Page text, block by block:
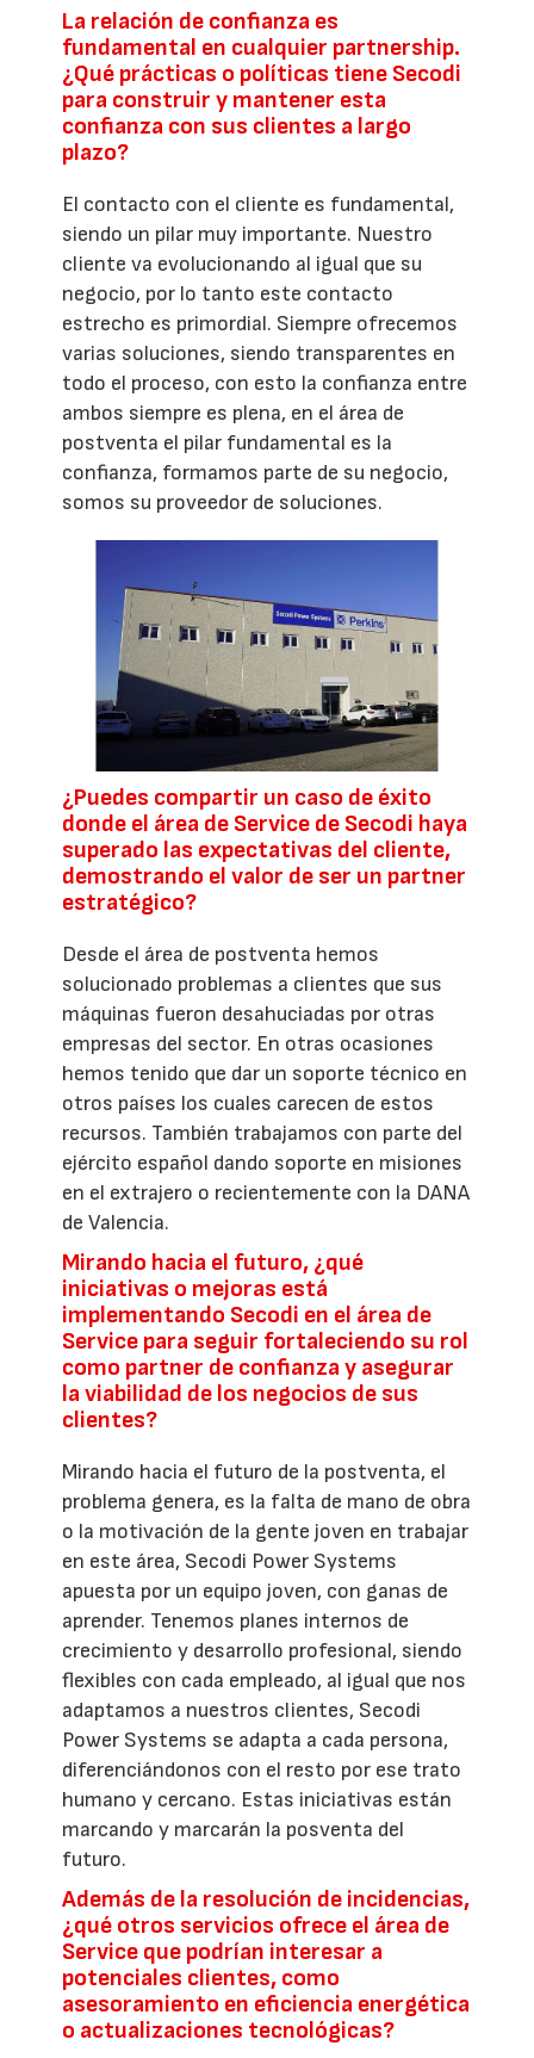
La relación de confianza es
fundamental en cualquier partnership.
¿Qué prácticas o políticas tiene Secodi
para construir y mantener esta
confianza con sus clientes a largo
plazo?
El contacto con el cliente es fundamental,
siendo un pilar muy importante. Nuestro
cliente va evolucionando al igual que su
negocio, por lo tanto este contacto
estrecho es primordial. Siempre ofrecemos
varias soluciones, siendo transparentes en
todo el proceso, con esto la confianza entre
ambos siempre es plena, en el área de
postventa el pilar fundamental es la
confianza, formamos parte de su negocio,
somos su proveedor de soluciones.
¿Puedes compartir un caso de éxito
donde el área de Service de Secodi haya
superado las expectativas del cliente,
demostrando el valor de ser un partner
estratégico?
Desde el área de postventa hemos
solucionado problemas a clientes que sus
máquinas fueron desahuciadas por otras
empresas del sector. En otras ocasiones
hemos tenido que dar un soporte técnico en
otros países los cuales carecen de estos
recursos. También trabajamos con parte del
ejército español dando soporte en misiones
en el extrajero o recientemente con la DANA
de Valencia.
Mirando hacia el futuro, ¿qué
iniciativas o mejoras está
implementando Secodi en el área de
Service para seguir fortaleciendo su rol
como partner de confianza y asegurar
la viabilidad de los negocios de sus
clientes?
Mirando hacia el futuro de la postventa, el
problema genera, es la falta de mano de obra
o la motivación de la gente joven en trabajar
en este área, Secodi Power Systems
apuesta por un equipo joven, con ganas de
aprender. Tenemos planes internos de
crecimiento y desarrollo profesional, siendo
flexibles con cada empleado, al igual que nos
adaptamos a nuestros clientes, Secodi
Power Systems se adapta a cada persona,
diferenciándonos con el resto por ese trato
humano y cercano. Estas iniciativas están
marcando y marcarán la posventa del
futuro.
Además de la resolución de incidencias,
¿qué otros servicios ofrece el área de
Service que podrían interesar a
potenciales clientes, como
asesoramiento en eficiencia energética
o actualizaciones tecnológicas?